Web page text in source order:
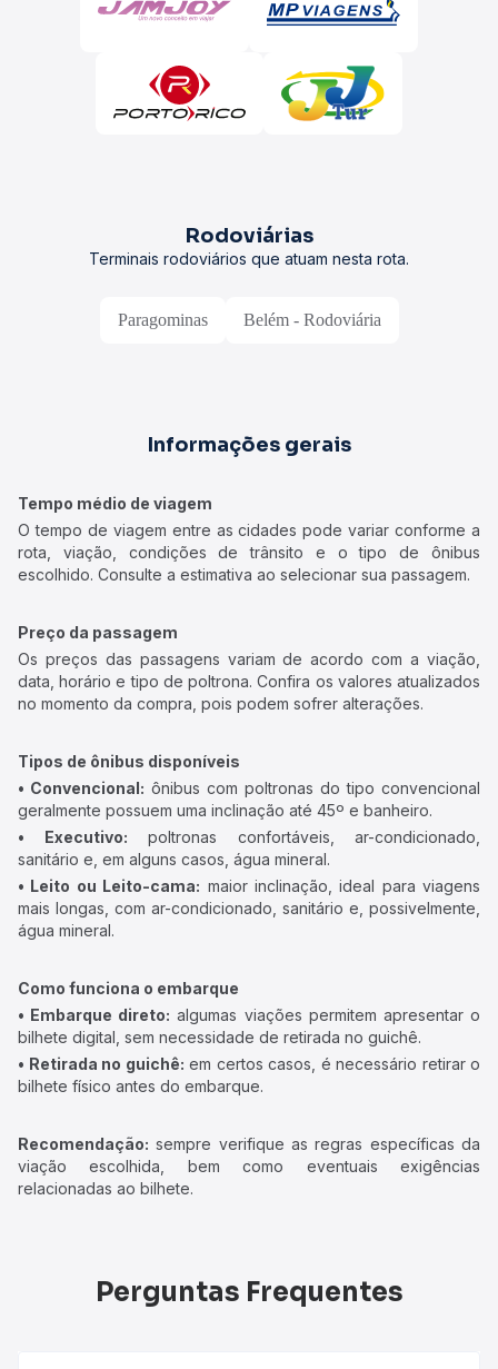
Rodoviárias
Terminais rodoviários que atuam nesta rota.
Paragominas Belém - Rodoviária
Informações gerais
Tempo médio de viagem
O tempo de viagem entre as cidades pode variar conforme a
rota, viação, condições de trânsito e o tipo de ônibus
escolhido. Consulte a estimativa ao selecionar sua passagem.
Preço da passagem
Os preços das passagens variam de acordo com a viação,
data, horário e tipo de poltrona. Confira os valores atualizados
no momento da compra, pois podem sofrer alterações.
Tipos de ônibus disponíveis
• Convencional: ônibus com poltronas do tipo convencional
geralmente possuem uma inclinação até 45º e banheiro.
• Executivo: poltronas confortáveis, ar-condicionado,
sanitário e, em alguns casos, água mineral.
• Leito ou Leito-cama: maior inclinação, ideal para viagens
mais longas, com ar-condicionado, sanitário e, possivelmente,
água mineral.
Como funciona o embarque
• Embarque direto: algumas viações permitem apresentar o
bilhete digital, sem necessidade de retirada no guichê.
• Retirada no guichê: em certos casos, é necessário retirar o
bilhete físico antes do embarque.
Recomendação: sempre verifique as regras específicas da
viação escolhida, bem como eventuais exigências
relacionadas ao bilhete.
Perguntas Frequentes